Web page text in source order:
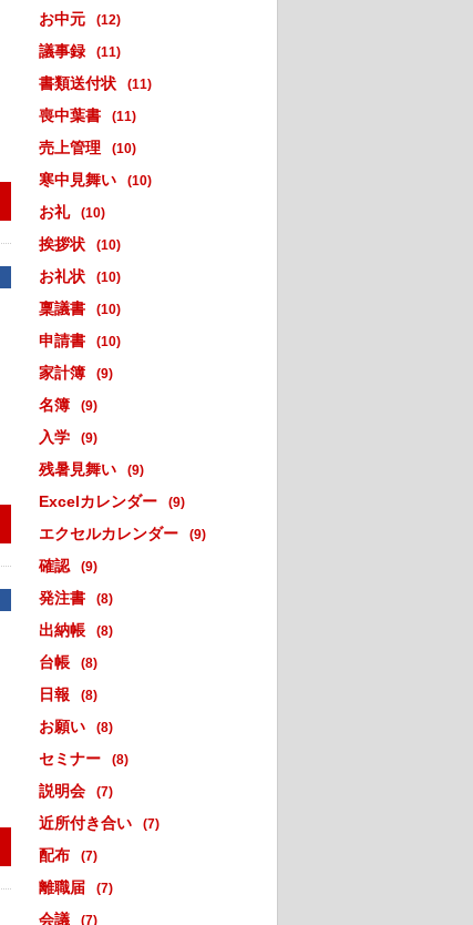
お中元 (12)
議事録 (11)
書類送付状 (11)
喪中葉書 (11)
売上管理 (10)
寒中見舞い (10)
お礼 (10)
挨拶状 (10)
お礼状 (10)
稟議書 (10)
申請書 (10)
家計簿 (9)
名簿 (9)
入学 (9)
残暑見舞い (9)
Excelカレンダー (9)
エクセルカレンダー (9)
確認 (9)
発注書 (8)
出納帳 (8)
台帳 (8)
日報 (8)
お願い (8)
セミナー (8)
説明会 (7)
近所付き合い (7)
配布 (7)
離職届 (7)
会議 (7)